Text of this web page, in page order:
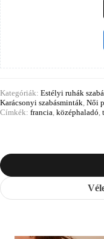
Kategóriák: Estélyi ruhák
Karácsonyi szabásminták Női
Címkék: francia középhaladó